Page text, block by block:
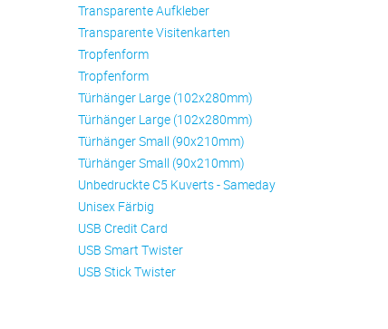
Transparente Aufkleber
Transparente Visitenkarten
Trop­fen­form
Trop­fen­form
Türhänger Large (102x280mm)
Türhänger Large (102x280mm)
Türhänger Small (90x210mm)
Türhänger Small (90x210mm)
Unbedruckte C5 Kuverts - Sameday
Unisex Färbig
USB Credit Card
USB Smart Twister
USB Stick Twister